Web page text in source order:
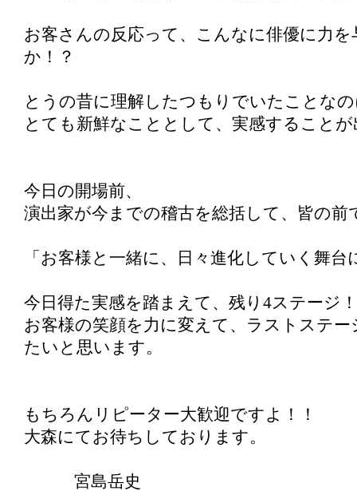
お客さんの反応って、こんなに俳優に力
か！？
とうの昔に理解したつもりでいたことな
とても新鮮なこととして、実感すること
今日の開場前、
演出家が今までの稽古を総括して、皆の前
「お客様と一緒に、日々進化していく舞
今日得た実感を踏まえて、残り4ステージ！
お客様の笑顔を力に変えて、ラストステ
たいと思います。
もちろんリピーター大歓迎ですよ！！
大森にてお待ちしております。
宮島岳史